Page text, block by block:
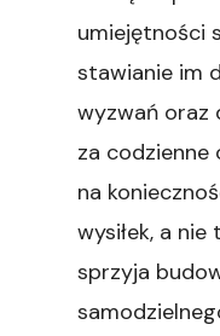
umiejętności
stawianie im
wyzwań oraz
za codzienne
na
wysiłek, a
sprzyja